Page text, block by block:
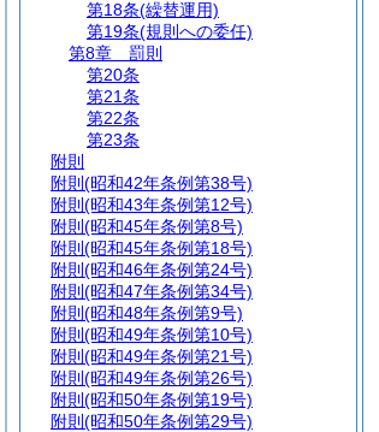
第18条(繰替運用)
第19条(規則への委任)
第8章
罰則
第20条
第21条
第22条
第23条
附則
附則 (昭和42年条例第38号)
附則 (昭和43年条例第12号)
附則 (昭和45年条例第8号)
附則 (昭和45年条例第18号)
附則 (昭和46年条例第24号)
附則 (昭和47年条例第34号)
附則 (昭和48年条例第9号)
附則 (昭和49年条例第10号)
附則 (昭和49年条例第21号)
附則 (昭和49年条例第26号)
附則 (昭和50年条例第19号)
附則 (昭和50年条例第29号)